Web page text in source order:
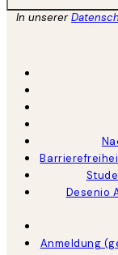
In unserer
Desenio
Anmeldung